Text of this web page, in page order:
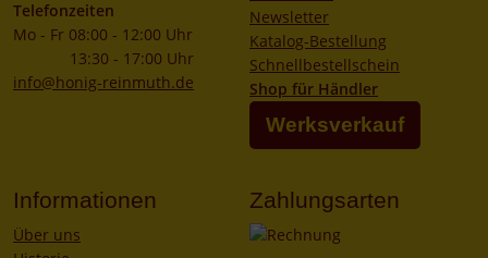
Telefonzeiten
Mo - Fr 08:00 - 12:00 Uhr
13:30 - 17:00 Uhr
info@honig-reinmuth.de
Newsletter
Katalog-Bestellung
Schnellbestellschein
Shop für Händler
Werksverkauf
Informationen
Über uns
Zahlungsarten